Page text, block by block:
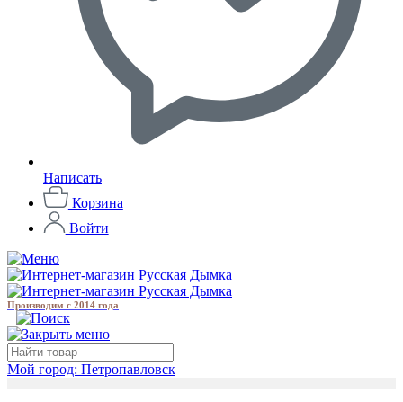
Написать
Корзина
Войти
Производим с 2014 года
Мой город: Петропавловск